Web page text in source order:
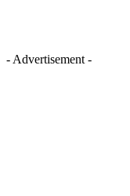
- Advertisement -